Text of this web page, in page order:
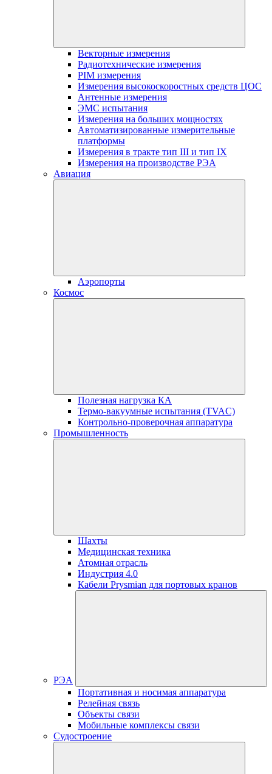
Векторные измерения
Радиотехнические измерения
PIM измерения
Измерения высокоскоростных средств ЦОС
Антенные измерения
ЭМС испытания
Измерения на больших мощностях
Автоматизированные измерительные
платформы
Измерения в тракте тип III и тип IX
Измерения на производстве РЭА
Авиация
Аэропорты
Космос
Полезная нагрузка КА
Термо-вакуумные испытания (TVAC)
Контрольно-проверочная аппаратура
Промышленность
Шахты
Медицинская техника
Атомная отрасль
Индустрия 4.0
Кабели Prysmian для портовых кранов
РЭА
Портативная и носимая аппаратура
Релейная связь
Объекты связи
Мобильные комплексы связи
Судостроение